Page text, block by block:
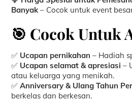
Banyak– Cocok untuk event
🎯 Cocok Untuk
✅ Ucapan pernikahan – Hadiah
✅ Ucapan selamat & apresiasi –
atau keluarga yang menikah.
✅Anniversary & Ulang Tahun
berkelas dan berkesan.